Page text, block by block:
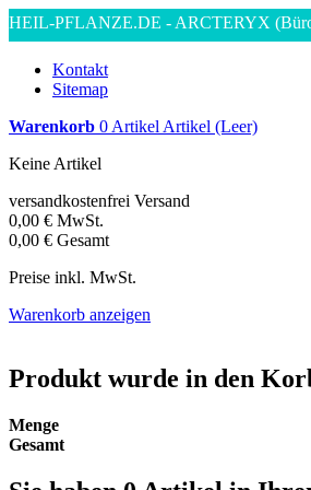
HEIL-PFLANZE.DE - ARCTERYX
Kontakt
Sitemap
Warenkorb 0 Artikel Artikel (Leer)
Keine Artikel
versandkostenfrei Versand
0,00 € MwSt.
0,00 € Gesamt
Preise inkl. MwSt.
Warenkorb anzeigen
Produkt wurde in den
Menge
Gesamt